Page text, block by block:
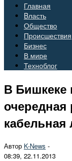
Главная
Bласть
Общество
Происшествия
Бизнес
В мире
Техноблог
В Бишкеке
очередная
кабельная
Автор K-News -
08:39, 22.11.2013